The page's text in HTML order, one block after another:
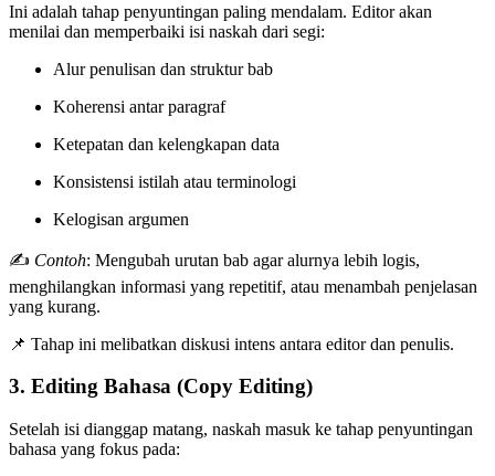
Ini adalah tahap penyuntingan paling mendalam. Editor akan
menilai dan memperbaiki isi naskah dari segi:
Alur penulisan dan struktur bab
Koherensi antar paragraf
Ketepatan dan kelengkapan data
Konsistensi istilah atau terminologi
Kelogisan argumen
✍️ Contoh: Mengubah urutan bab agar alurnya lebih logis,
menghilangkan informasi yang repetitif, atau menambah penjelasan
yang kurang.
📌 Tahap ini melibatkan diskusi intens antara editor dan penulis.
3. Editing Bahasa (Copy Editing)
Setelah isi dianggap matang, naskah masuk ke tahap penyuntingan
bahasa yang fokus pada: